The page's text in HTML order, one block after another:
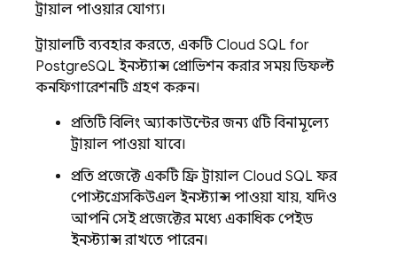
ট্রায়াল পাওয়ার যোগ্য।
ট্রায়ালটি ব্যবহার করতে, একটিCloud SQL for
PostgreSQL ইনস্ট্যান্স প্রোভিশন করার সময় ডিফল্ট
কনফিগারেশনটি গ্রহণ করুন।
প্রতিটি বিলিং অ্যাকাউন্টের জন্য ৫টি বিনামূল্যে
ট্রায়াল পাওয়া যাবে।
প্রতি প্রজেক্টে একটি ফ্রি ট্রায়াল Cloud SQL ফর
পোস্টগ্রেসকিউএল ইনস্ট্যান্স পাওয়া যায়, যদিও
আপনি সেই প্রজেক্টের মধ্যে একাধিক পেইড
ইনস্ট্যান্স রাখতে পারেন।